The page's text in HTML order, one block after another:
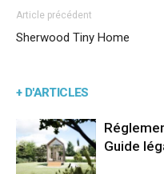
Article précédent
Sherwood Tiny Home
+ D'ARTICLES
Guide